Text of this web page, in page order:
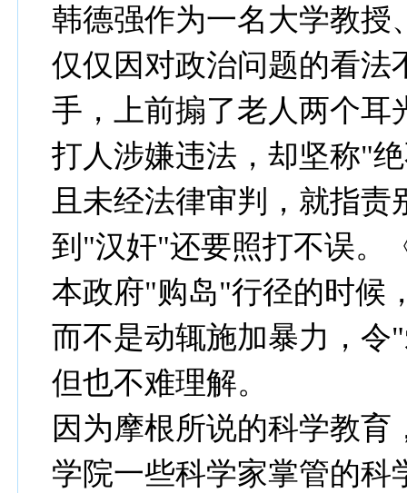
韩德强作为一名大学教授
仅仅因对政治问题的看法
手，上前搧了老人两个耳
打人涉嫌违法，却坚称"
且未经法律审判，就指
到"汉奸"还要照打不误。
本政府"购岛"行径的时候
而不是动辄施加暴力，
但也不难理解。
因为摩根所说的科学教
学院一些科学家掌管的科